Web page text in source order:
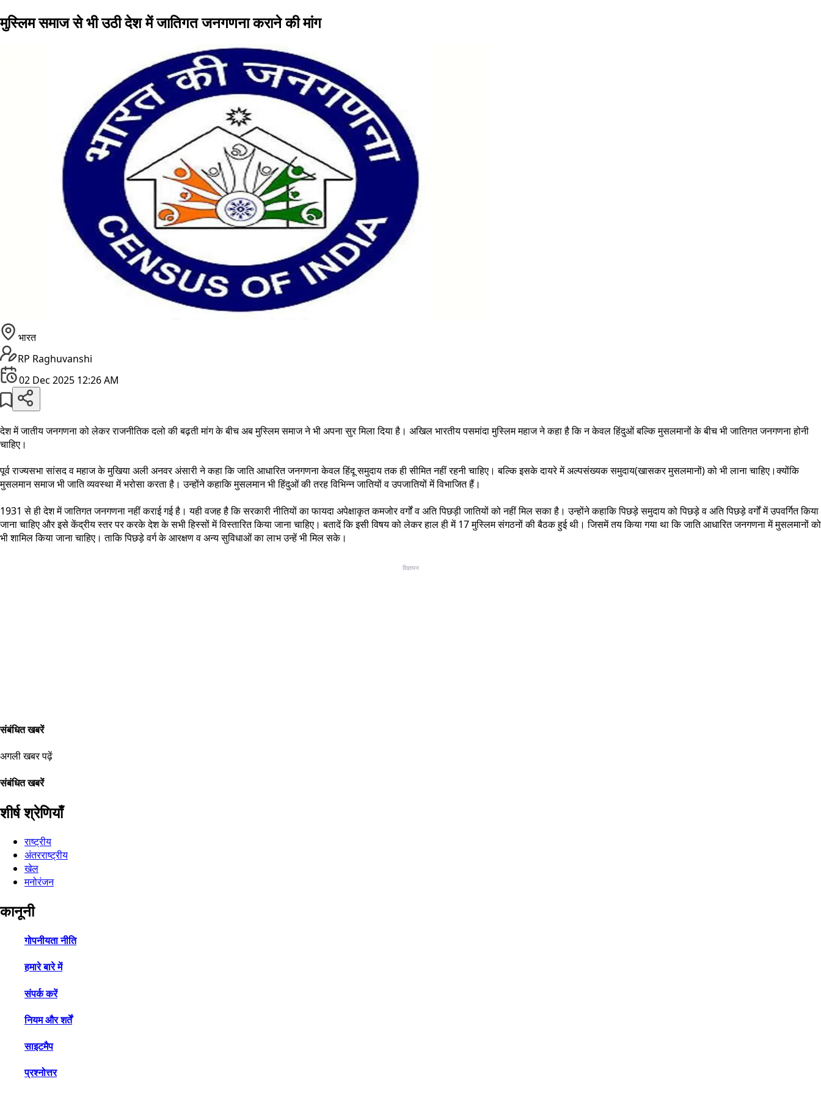
मुस्लिम समाज से भी उठी देश में जातिगत जनगणना कराने की मांग
भारत
RP Raghuvanshi
02 Dec 2025 12:26 AM
देश में जातीय जनगणना को लेकर राजनीतिक दलो की बढ़ती मांग के बीच अब मुस्लिम समाज ने भी अपना सुर मिला दिया है। अखिल भारतीय पसमांदा मुस्लिम महाज ने कहा है कि न केवल हिंदुओं बल्कि मुसलमानों के बीच भी जातिगत जनगणना होनी
चाहिए।
पूर्व राज्यसभा सांसद व महाज के मुखिया अली अनवर अंसारी ने कहा कि जाति आधारित जनगणना केवल हिंदू समुदाय तक ही सीमित नहीं रहनी चाहिए। बल्कि इसके दायरे में अल्पसंख्यक समुदाय(खासकर मुसलमानों) को भी लाना चाहिए।क्योंकि
मुसलमान समाज भी जाति व्यवस्था में भरोसा करता है। उन्होंने कहाकि मुसलमान भी हिंदुओं की तरह विभिन्न जातियों व उपजातियों में विभाजित हैं।
1931 से ही देश में जातिगत जनगणना नहीं कराई गई है। यही वजह है कि सरकारी नीतियों का फायदा अपेक्षाकृत कमजोर वर्गों व अति पिछड़ी जातियों को नहीं मिल सका है। उन्होंने कहाकि पिछड़े समुदाय को पिछड़े व अति पिछड़े वर्गों में उपवर्गित किया
जाना चाहिए और इसे केंद्रीय स्तर पर करके देश के सभी हिस्सों में विस्तारित किया जाना चाहिए। बतादें कि इसी विषय को लेकर हाल ही में 17 मुस्लिम संगठनों की बैठक हुई थी। जिसमें तय किया गया था कि जाति आधारित जनगणना में मुसलमानों को
भी शामिल किया जाना चाहिए। ताकि पिछड़े वर्ग के आरक्षण व अन्य सुविधाओं का लाभ उन्हें भी मिल सके।
विज्ञापन
संबंधित खबरें
अगली खबर पढ़ें
संबंधित खबरें
शीर्ष श्रेणियाँ
राष्ट्रीय
अंतरराष्ट्रीय
खेल
मनोरंजन
कानूनी
गोपनीयता नीति
हमारे बारे में
संपर्क करें
नियम और शर्तें
साइटमैप
प्रश्नोत्तर